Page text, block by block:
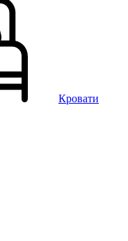
Кровати